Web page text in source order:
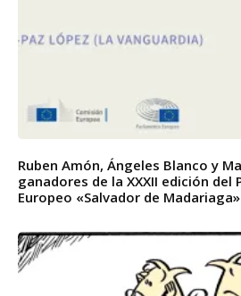
Ruben Amón, Ángeles Blanco y
ganadores de la XXXII edición del
Europeo «Salvador de Madariaga»